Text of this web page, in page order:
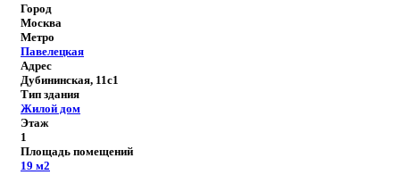
Город
Москва
Метро
Павелецкая
Адрес
Дубининская, 11с1
Тип здания
Жилой дом
Этаж
1
Площадь помещений
19 м2